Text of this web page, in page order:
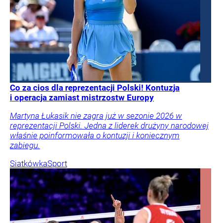
Co za cios dla reprezentacji Polski! Kontuzja
i operacja zamiast mistrzostw Europy
Martyna Łukasik nie zagra już w sezonie 2026 w
reprezentacji Polski. Jedna z liderek drużyny narodowej
właśnie poinformowała o kontuzji i koniecznym
zabiegu.
SiatkówkaSport